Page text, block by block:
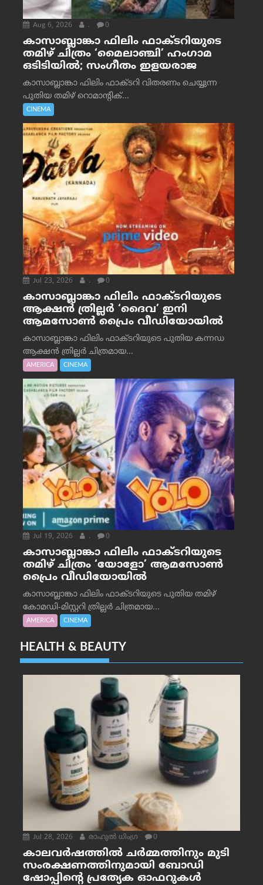
Aug 6, 2026 . 0
കാസാബ്ലാങ്കാ ഫിലിം ഫാക്ടറിയുടെ
തമിഴ് ചിത്രം ‘മൈലാഞ്ചി’ ഹംഗാമ
ഒടിടിയിൽ; സംഗീതം ഇളയരാജ
കാസാബ്ലാങ്കാ ഫിലിം ഫാക്ടറി വിതരണം ചെയ്യുന്ന
പുതിയ തമിഴ് റൊമാന്റിക്...
CINEMA
Jul 23, 2026 . 0
കാസാബ്ലാങ്കാ ഫിലിം ഫാക്ടറിയുടെ
ആക്ഷൻ ത്രില്ലർ ‘ദൈവ’ ഇനി
ആമസോൺ പ്രൈം വീഡിയോയിൽ
കാസാബ്ലാങ്കാ ഫിലിം ഫാക്ടറിയുടെ പുതിയ കന്നഡ
ആക്ഷൻ ത്രില്ലർ ചിത്രമായ...
AMERICA CINEMA
Jul 19, 2026 . 0
കാസാബ്ലാങ്കാ ഫിലിം ഫാക്ടറിയുടെ
തമിഴ് ചിത്രം ‘യോളോ’ ആമസോൺ
പ്രൈം വീഡിയോയിൽ
കാസാബ്ലാങ്കാ ഫിലിം ഫാക്ടറിയുടെ പുതിയ തമിഴ്
കോമഡി-മിസ്റ്ററി ത്രില്ലർ ചിത്രമായ...
AMERICA CINEMA
HEALTH & BEAUTY
Jul 28, 2026 രാഹുല്‍ ധിംഗ്ര 0
കാലവർഷത്തിൽ ചർമ്മത്തിനും മുടി
സംരക്ഷണത്തിനുമായി ബോഡി
ഷോപ്പിന്റെ പ്രത്യേക ഓഫറുകൾ